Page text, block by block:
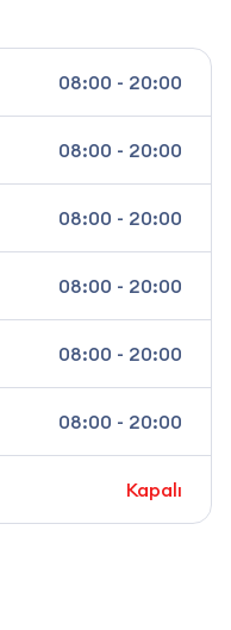
08:00 - 20:00
08:00 - 20:00
08:00 - 20:00
08:00 - 20:00
08:00 - 20:00
08:00 - 20:00
Kapalı